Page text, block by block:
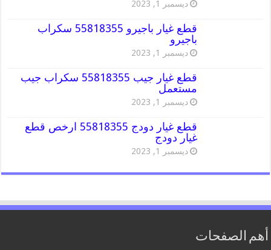
ديسمبر 1, 2023
قطع غيار باجيرو 55818355 سكراب
باجيرو
ديسمبر 1, 2023
قطع غيار جيب 55818355 سكراب جيب
مستعمل
ديسمبر 1, 2023
قطع غيار دودج 55818355 ارخص قطع
غيار دودج
ديسمبر 1, 2023
أهم الصفحات